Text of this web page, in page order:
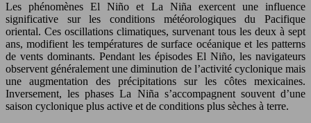
Les phénomènes El Niño et La Niña exercent une influence
significative sur les conditions météorologiques du Pacifique
oriental. Ces oscillations climatiques, survenant tous les deux à sept
ans, modifient les températures de surface océanique et les patterns
de vents dominants. Pendant les épisodes El Niño, les navigateurs
observent généralement une diminution de l’activité cyclonique mais
une augmentation des précipitations sur les côtes mexicaines.
Inversement, les phases La Niña s’accompagnent souvent d’une
saison cyclonique plus active et de conditions plus sèches à terre.